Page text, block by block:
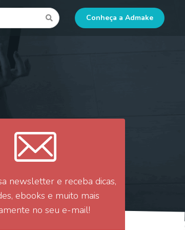
Go Conheça a Admake
newsletter e receba dicas,
ebooks e muito mais
no seu e-mail!